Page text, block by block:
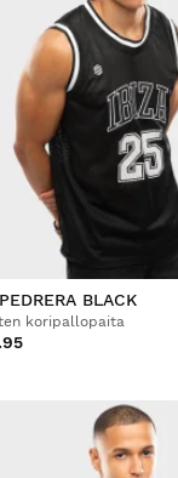
tilauksestasi
Alkaen $9.95
BLACK
koripallopaita